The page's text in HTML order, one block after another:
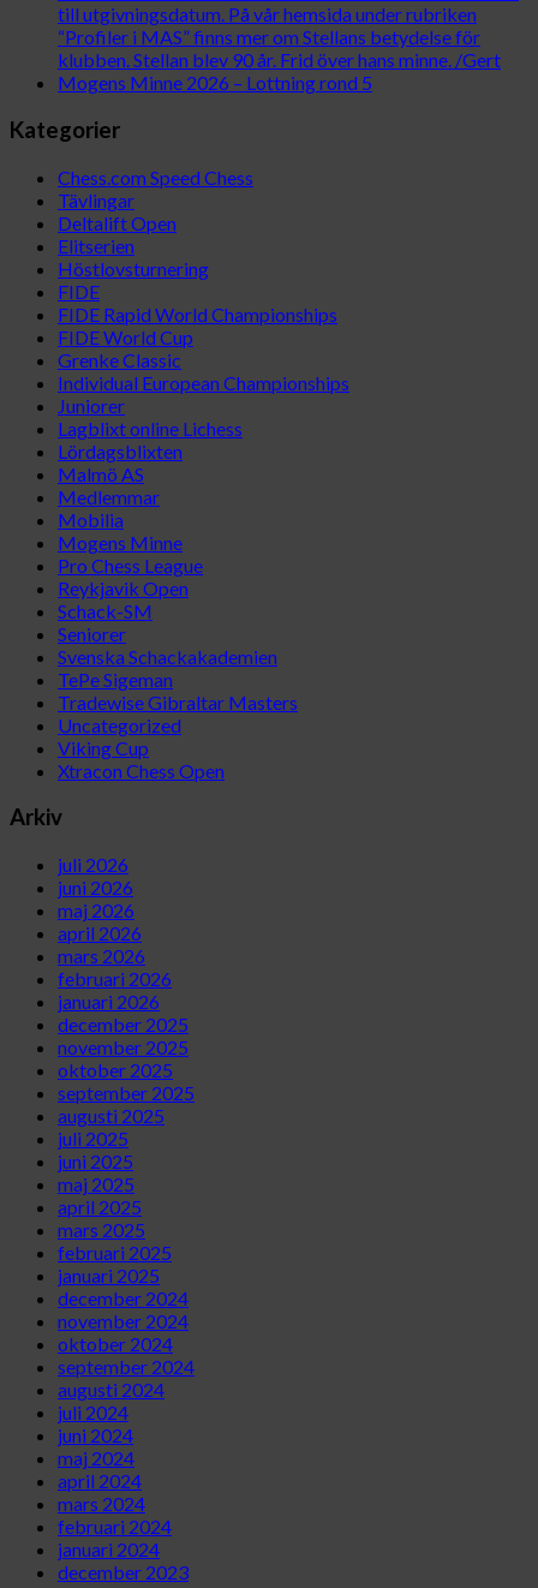
till utgivningsdatum. På vår hemsida under rubriken
“Profiler i MAS” finns mer om Stellans betydelse för
klubben. Stellan blev 90 år. Frid över hans minne. /Gert
Mogens Minne 2026 – Lottning rond 5
Kategorier
Chess.com Speed Chess
Tävlingar
Deltalift Open
Elitserien
Höstlovsturnering
FIDE
FIDE Rapid World Championships
FIDE World Cup
Grenke Classic
Individual European Championships
Juniorer
Lagblixt online Lichess
Lördagsblixten
Malmö AS
Medlemmar
Mobilia
Mogens Minne
Pro Chess League
Reykjavik Open
Schack-SM
Seniorer
Svenska Schackakademien
TePe Sigeman
Tradewise Gibraltar Masters
Uncategorized
Viking Cup
Xtracon Chess Open
Arkiv
juli 2026
juni 2026
maj 2026
april 2026
mars 2026
februari 2026
januari 2026
december 2025
november 2025
oktober 2025
september 2025
augusti 2025
juli 2025
juni 2025
maj 2025
april 2025
mars 2025
februari 2025
januari 2025
december 2024
november 2024
oktober 2024
september 2024
augusti 2024
juli 2024
juni 2024
maj 2024
april 2024
mars 2024
februari 2024
januari 2024
december 2023